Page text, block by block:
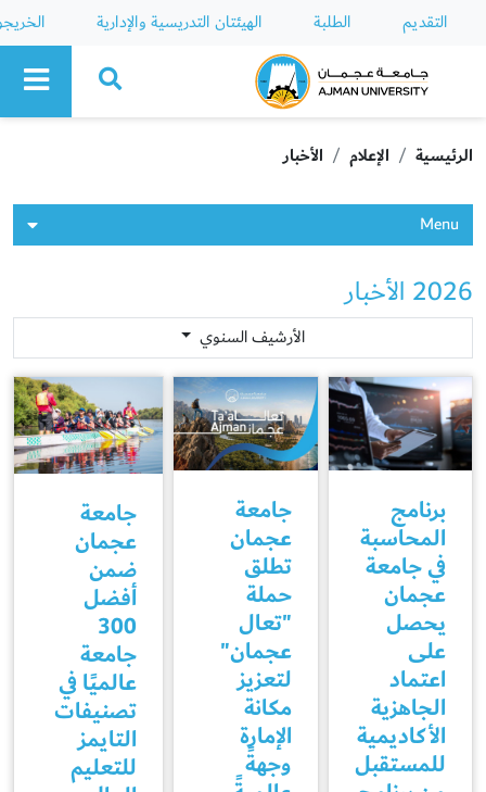
التقديم الطلبة الهيئتان التدريسية والإدارية
Ajman University
الرئيسية الإعلام الأخبار
Menu
2026 الأخبار
الأرشيف السنوي
برنامج
المحاسبة
في جامعة
عجمان
يحصل
على
اعتماد
الجاهزية
الأكاديمية
للمستقبل
جامعة
عجمان
تطلق
حملة
"تعال
عجمان"
لتعزيز
مكانة
الإمارة
وجهةً
جامعة
عجمان
ضمن
أفضل
300
جامعة
عالميًا في
تصنيفات
التايمز
للتعليم